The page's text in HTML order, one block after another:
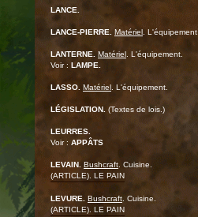
LANCE.
LANCE-PIERRE. Matériel . L'équipement.
LANTERNE. Matériel . L'équipement.
Voir : LAMPE.
LASSO. Matériel . L'équipement.
LÉGISLATION. (Textes de lois.)
LEURRES.
Voir : APPÂTS
LEVAIN. Bushcraft . Cuisine.
(ARTICLE). LE PAIN
LEVURE. Bushcraft . Cuisine.
(ARTICLE). LE PAIN